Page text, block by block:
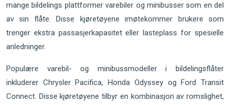
mange bildelings plattformer varebiler og minibusser som en del
av sin flåte. Disse kjøretøyene imøtekommer brukere som
trenger ekstra passasjerkapasitet eller lasteplass for spesielle
anledninger.
Populære varebil- og minibussmodeller i bildelingsflåter
inkluderer Chrysler Pacifica, Honda Odyssey og Ford Transit
Connect. Disse kjøretøyene tilbyr en kombinasjon av romslighet,